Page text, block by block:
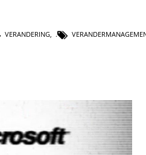
VERANDERING,